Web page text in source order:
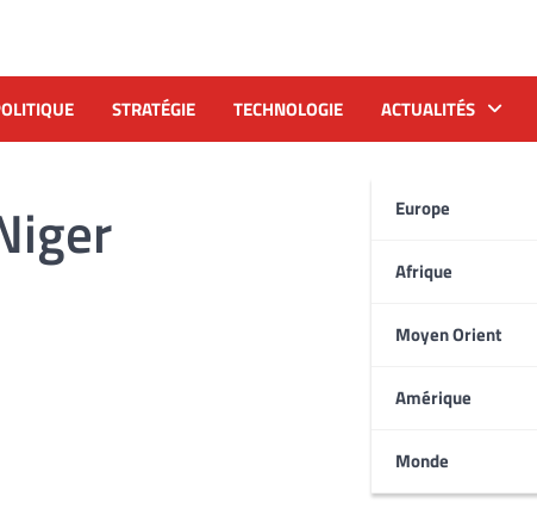
STRATÉGIE TECHNOLOGIE ACTUALITÉS
Europe
Afrique
Moyen Orient
Amérique
Monde